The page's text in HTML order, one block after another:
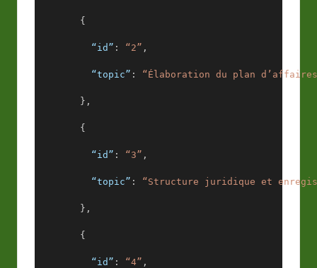
{
“id” : “2” ,
“topic” : “Élaboration du plan
},
{
“id” : “3” ,
“topic” : “Structure juridique et
},
{
“id” : “4” ,